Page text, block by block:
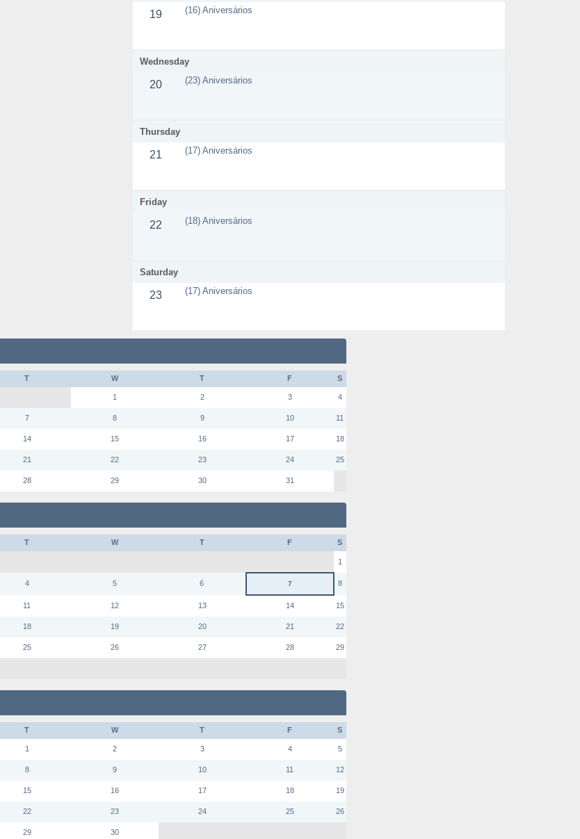
19 (16) Aniversários
Wednesday
20 (23) Aniversários
Thursday
21 (17) Aniversários
Friday
22 (18) Aniversários
Saturday
23 (17) Aniversários
T W T F S
1 2 3 4
7 8 9 10 11
14 15 16 17 18
21 22 23 24 25
28 29 30 31
T W T F S
1
4 5 6 7 8
11 12 13 14 15
18 19 20 21 22
25 26 27 28 29
T W T F S
1 2 3 4 5
8 9 10 11 12
15 16 17 18 19
22 23 24 25 26
29 30